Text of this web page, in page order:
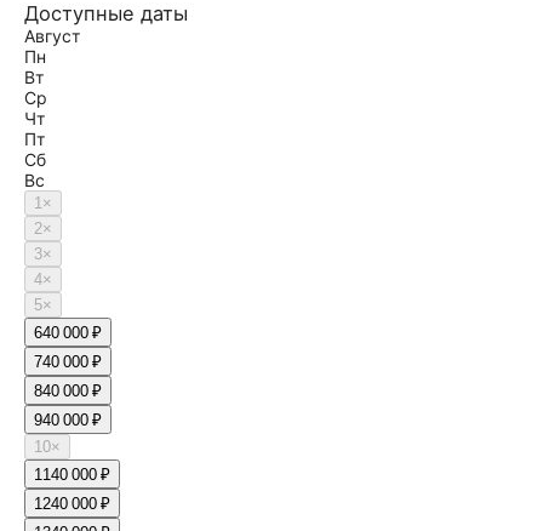
Доступные даты
Август
Пн
Вт
Ср
Чт
Пт
Сб
Вс
1×
2×
3×
4×
5×
640 000 ₽
740 000 ₽
840 000 ₽
940 000 ₽
10×
1140 000 ₽
1240 000 ₽